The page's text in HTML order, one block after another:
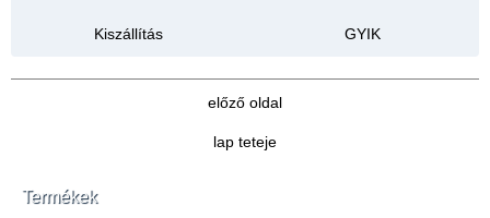
Kiszállítás GYIK
Termékek
előző oldal
lap teteje